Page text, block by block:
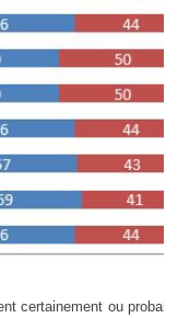
certainement ou